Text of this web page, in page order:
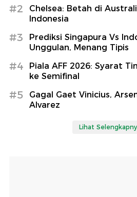
#2
Chelsea: Betah di
Indonesia
#3
Prediksi Singapura Vs
Unggulan, Menang Tipis
#4
Piala AFF 2026: Syarat
ke Semifinal
#5
Gagal Gaet Vinicius,
Alvarez
Lihat